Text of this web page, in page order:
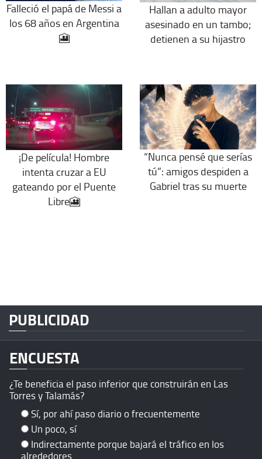
Falleció el papá de Messi a
los 68 años en Argentina
🎦
Hallan a adulto mayor
asesinado en un tambo;
detienen a su hijastro
¡De película! Hombre
intenta cruzar a EU
gateando por el Puente
Libre🎦
“Nunca pensé que serías
tú”: amigos despiden a
Gabriel tras su muerte
PUBLICIDAD
ENCUESTA
¿Te beneficia el paso inferior que construirán en Las
Torres y Talamás?
Sí, por ahí paso diario o frecuentemente
Un poco, sí
Indirectamente porque bajará el tráfico en los
alrededores